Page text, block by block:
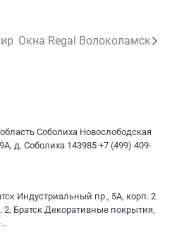
Окна Regal Волоколамск
Соболиха Новослободская
д. Соболиха 143985 +7 (499) 409-
Индустриальный пр., 5А, корп. 2
Братск Декоративные покрытия,